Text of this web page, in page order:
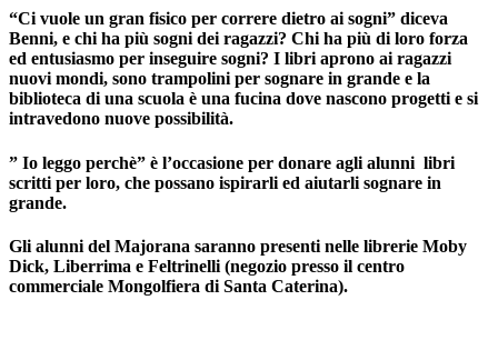
“Ci vuole un gran fisico per correre dietro ai sogni” diceva
Benni, e chi ha più sogni dei ragazzi? Chi ha più di loro forza
ed entusiasmo per inseguire sogni? I libri aprono ai ragazzi
nuovi mondi, sono trampolini per sognare in grande e la
biblioteca di una scuola è una fucina dove nascono progetti e si
intravedono nuove possibilità.
” Io leggo perchè” è l’occasione per donare agli alunni libri
scritti per loro, che possano ispirarli ed aiutarli sognare in
grande.
Gli alunni del Majorana saranno presenti nelle librerie Moby
Dick, Liberrima e Feltrinelli (negozio presso il centro
commerciale Mongolfiera di Santa Caterina).